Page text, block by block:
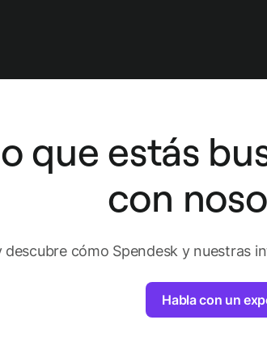
que estás
con
cómo Spendesk y nuestras
Habla con un